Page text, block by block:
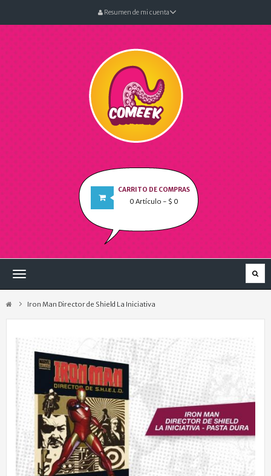
Resumen de mi cuenta
CARRITO DE COMPRAS
0 Artículo - $ 0
Navegación
Iron Man Director de Shield La Iniciativa